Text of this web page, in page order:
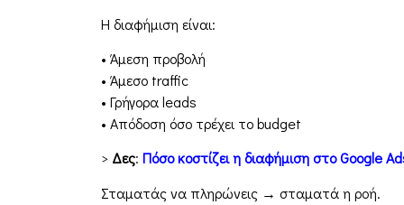
Η διαφήμιση είναι:
• Άμεση προβολή
• Άμεσο traffic
• Γρήγορα leads
• Απόδοση όσο τρέχει το budget
> Δες: Πόσο κοστίζει η διαφήμιση στο Google
Σταματάς να πληρώνεις → σταματά η ροή.